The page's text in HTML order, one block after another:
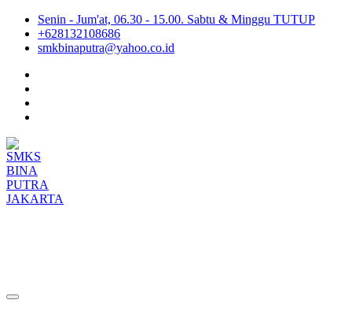
Senin - Jum'at, 06.30 - 15.00. Sabtu & Minggu TUTUP
+628132108686
smkbinaputra@yahoo.co.id